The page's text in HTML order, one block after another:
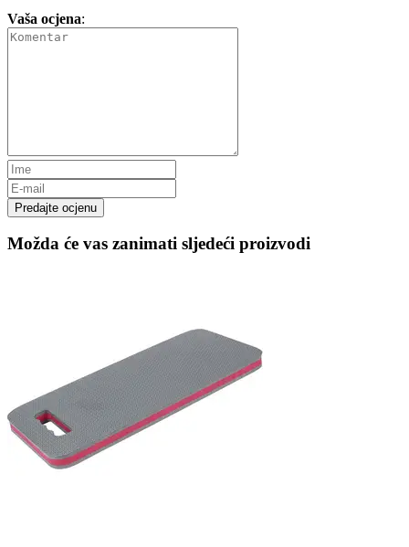
Vaša ocjena:
Predajte ocjenu
Možda će vas zanimati sljedeći proizvodi